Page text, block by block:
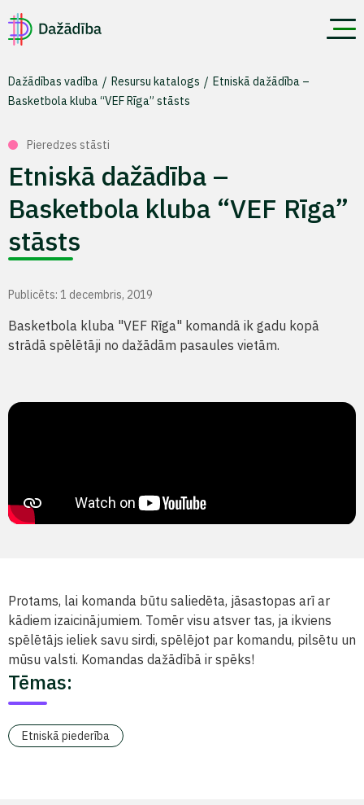
Dažādības vadība Resursu katalogs
Etniskā dažādība –
Basketbola kluba “VEF Rīga” stāsts
Pieredzes stāsti
Etniskā dažādība –
Basketbola kluba “VEF Rīga”
stāsts
Publicēts: 1 decembris, 2019
Basketbola kluba "VEF Rīga" komandā ik gadu kopā
strādā spēlētāji no dažādām pasaules vietām.
Protams, lai komanda būtu saliedēta, jāsastopas arī ar
kādiem izaicinājumiem. Tomēr visu atsver tas, ja ikviens
spēlētājs ieliek savu sirdi, spēlējot par komandu, pilsētu un
mūsu valsti. Komandas dažādībā ir spēks!
Tēmas:
Etniskā piederība